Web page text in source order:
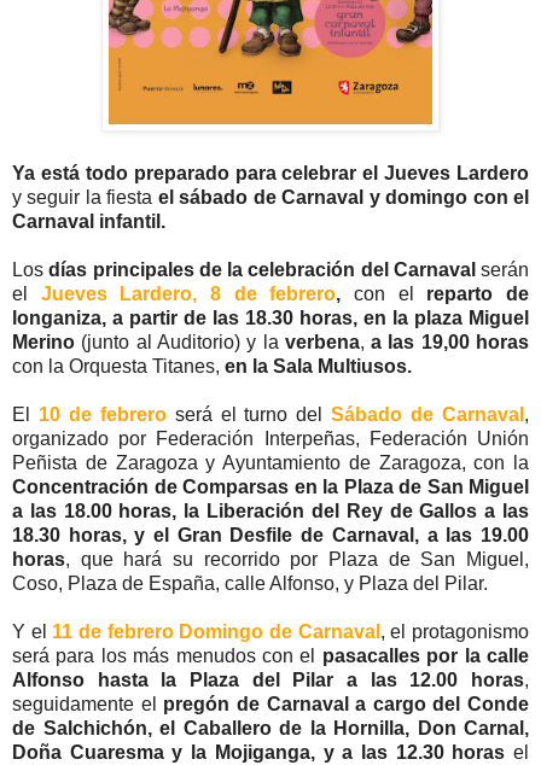
Ya está todo preparado para celebrar el Jueves Lardero
y seguir la fiesta el sábado de Carnaval y domingo con el
Carnaval infantil.
Losdías principales de la celebración del Carnaval serán
el Jueves Lardero, 8 de febrero, con el reparto de
longaniza, a partir de las 18.30 horas, en la plaza Miguel
Merino (junto al Auditorio) y la verbena,a las 19,00 horas
con la Orquesta Titanes, en la Sala Multiusos.
El 10 de febreroserá el turno delSábado de Carnaval ,
organizado por Federación Interpeñas, Federación Unión
Peñista de Zaragoza y Ayuntamiento de Zaragoza, con la
Concentración de Comparsas en la Plaza de San Miguel
a las 18.00 horas, la Liberación del Rey de Gallos a las
18.30 horas, y el Gran Desfile de Carnaval, a las 19.00
horas, que hará su recorrido por Plaza de San Miguel,
Coso, Plaza de España, calle Alfonso, y Plaza del Pilar.
Y el 11 de febrero Domingo de Carnaval , el protagonismo
será para los más menudos con el pasacalles por la calle
Alfonso hasta la Plaza del Pilar a las 12.00 horas,
seguidamente el pregón de Carnaval a cargo del Conde
de Salchichón, el Caballero de la Hornilla, Don Carnal,
Doña Cuaresma y la Mojiganga, y a las 12.30 horas el